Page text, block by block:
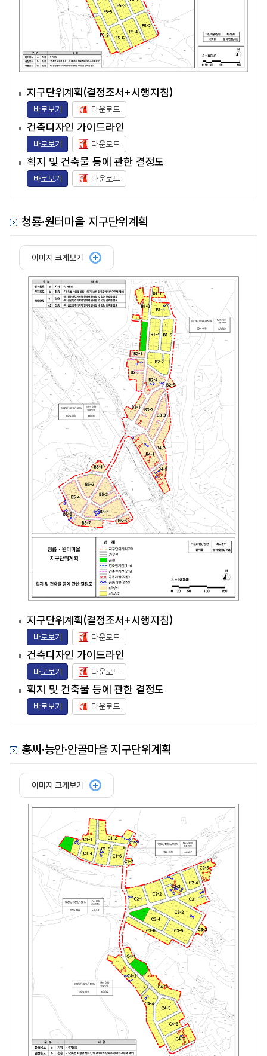
지구단위계획(결정조서+시행지침)
바로보기 다운로드
건축디자인 가이드라인
바로보기 다운로드
획지 및 건축물 등에 관한 결정도
바로보기 다운로드
청룡·원터마을 지구단위계획
이미지 크게보기
지구단위계획(결정조서+시행지침)
바로보기 다운로드
건축디자인 가이드라인
바로보기 다운로드
획지 및 건축물 등에 관한 결정도
바로보기 다운로드
홍씨·능안·안골마을 지구단위계획
이미지 크게보기